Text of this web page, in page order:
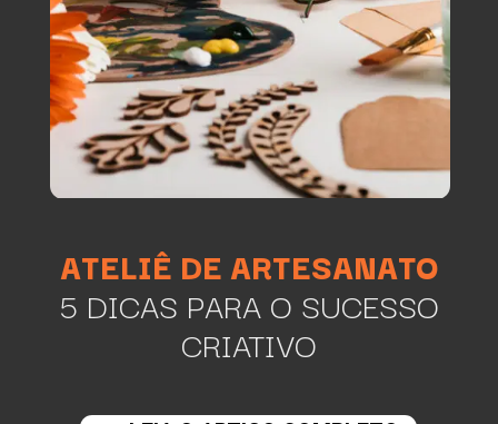
ATELIÊ DE ARTESANATO
5 DICAS PARA O SUCESSO
CRIATIVO